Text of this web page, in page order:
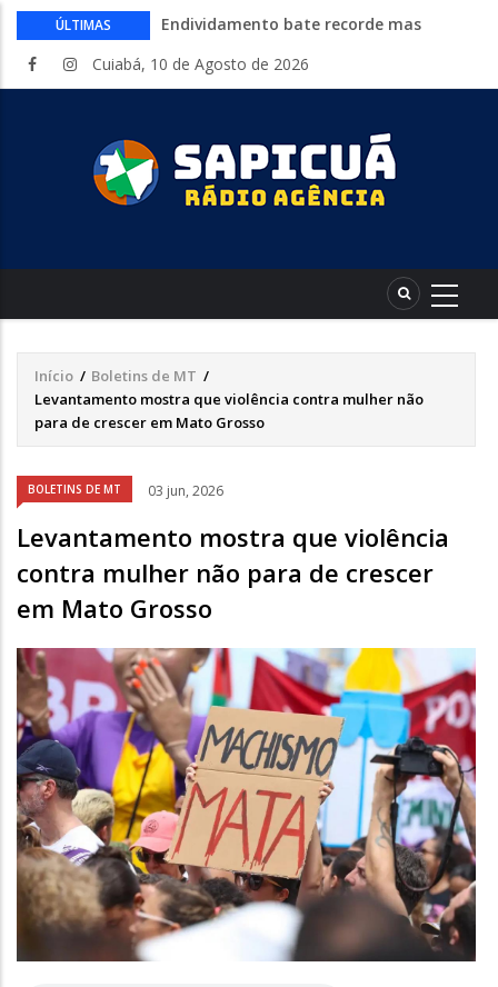
ÚLTIMAS
Endividamento bate recorde mas
reorganização financeira
pacientes do SUS
Cine Senar leva cinema gratuito a
municípios de Mato Grosso no mês de
do Encceja 2026. Exame 23 de agosto
Curso gratuito da Embrapa ensina a
Inscrições abertas
Cuiabá, 10 de Agosto de 2026
Trilha
de
Início / Boletins de MT /
Levantamento mostra que violência contra mulher não
para de crescer em Mato Grosso
BOLETINS DE MT 03 jun, 2026
Levantamento mostra que violência
contra mulher não para de crescer
em Mato Grosso
Áudio